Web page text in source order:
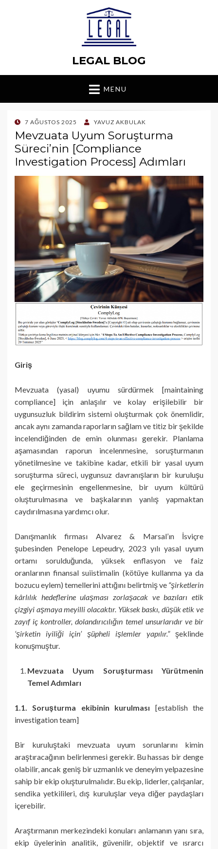
LEGAL BLOG
MENU
POSTED
ON
7 AĞUSTOS 2025 YAVUZ AKBULAK
Mevzuata Uyum Soruşturma
Süreci’nin [Compliance
Investigation Process] Adımları
Giriş
Mevzuata (yasal) uyumu sürdürmek [maintaining
compliance] için anlaşılır ve kolay erişilebilir bir
uygunsuzluk bildirim sistemi oluşturmak çok önemlidir,
ancak aynı zamanda raporların sağlam ve titiz bir şekilde
incelendiğinden de emin olunması gerekir. Planlama
aşamasından raporun incelenmesine, soruşturmanın
yönetilmesine ve takibine kadar, etkili bir yasal uyum
soruşturma süreci, uygunsuz davranışların bir kuruluşu
ele geçirmesinin engellenmesine, bir uyum kültürü
oluşturulmasına ve başkalarının yanlış yapmaktan
caydırılmasına yardımcı olur.
Danışmanlık firması Alvarez & Marsal’ın İsviçre
şubesinden Penelope Lepeudry, 2023 yılı yasal uyum
ortamı sorulduğunda, yüksek enflasyon ve faiz
oranlarının finansal suiistimalin (kötüye kullanma ya da
bozucu eylem) temellerini attığını belirtmiş ve “şirketlerin
kârlılık hedeflerine ulaşması zorlaşacak ve bazıları etik
çizgiyi aşmaya meyilli olacaktır. Yüksek baskı, düşük etik ve
zayıf iç kontroller, dolandırıcılığın temel unsurlarıdır ve bir
‘şirketin iyiliği için’ şüpheli işlemler yapılır.”şeklinde
konuşmuştur.
Mevzuata Uyum Soruşturması Yürütmenin
Temel Adımları
1.1. Soruşturma ekibinin kurulması [establish the
investigation team]
Bir kuruluştaki mevzuata uyum sorunlarını kimin
araştıracağının belirlenmesi gerekir. Bu hassas bir denge
olabilir, ancak geniş bir uzmanlık ve deneyim yelpazesine
sahip bir ekip oluşturulmalıdır. Bu ekip, liderler, çalışanlar,
sendika yetkilileri, dış kuruluşlar veya diğer paydaşları
içerebilir.
Araştırmanın merkezindeki konuları anlamanın yanı sıra,
ekip üyelerinin analitik, güvenilir, objektif ve ısrarcı